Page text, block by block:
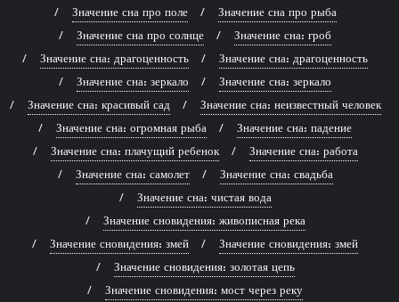
Значение сна про поле
Значение сна про рыба
Значение сна про солнце
Значение сна: гроб
Значение сна: драгоценность
Значение сна: драгоценность
Значение сна: зеркало
Значение сна: зеркало
Значение сна: красивый сад
Значение сна: неизвестный человек
Значение сна: огромная рыба
Значение сна: падение
Значение сна: плачущий ребенок
Значение сна: работа
Значение сна: самолет
Значение сна: свадьба
Значение сна: чистая вода
Значение сновидения: живописная река
Значение сновидения: змей
Значение сновидения: змей
Значение сновидения: золотая цепь
Значение сновидения: мост через реку